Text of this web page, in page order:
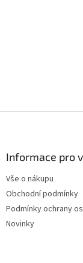
Informace pro
Vše o nákupu
Obchodní podmínky
Podmínky ochrany
Novinky